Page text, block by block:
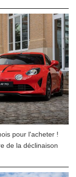
pour l'acheter !
de la déclinaison